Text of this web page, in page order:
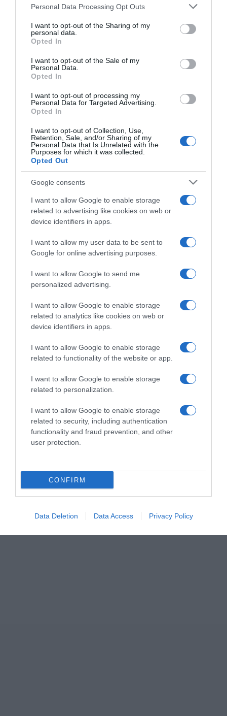
Please note that this website/app uses one or more Google
not limited to your visit or usage behaviour. You may click to
grant or deny consent to Google and its third-party tags to
use your data for below specified purposes in below Google
consent section.
Personal Data Processing Opt Outs
I want to opt-out of the Sharing of my
personal data.
Opted In
I want to opt-out of the Sale of my
Personal Data.
Opted In
I want to opt-out of processing my
Personal Data for Targeted Advertising.
Opted In
I want to opt-out of Collection, Use,
Retention, Sale, and/or Sharing of my
Personal Data that Is Unrelated with the
Purposes for which it was collected.
Opted Out
Google consents
I want to allow Google to enable storage
related to advertising like cookies on web or
device identifiers in apps.
I want to allow my user data to be sent to
Google for online advertising purposes.
I want to allow Google to send me
personalized advertising.
I want to allow Google to enable storage
related to analytics like cookies on web or
device identifiers in apps.
I want to allow Google to enable storage
related to functionality of the website or app.
I want to allow Google to enable storage
related to personalization.
I want to allow Google to enable storage
related to security, including authentication
functionality and fraud prevention, and other
user protection.
CONFIRM
Data Deletion Data Access Privacy Policy
To Ιράν θα διατηρήσει τον αποκλεισμό των
αποδεχθούν “όλους” τους όρους της
τελευταίες ημέρες – Στην Αττική τα
περισσότερα κρούσματα
ΠΑΣΟΚ: Η «Εστία» ανάλωσε τη μισή ύλη
της για να μην πει απολύτως τίποτα και να
της
Χανιά: Νεαρός Παλαιστίνιος κλείδωσε
ανήλικη στο σπίτι του – Την έσωσαν οι
φωνές της
Ακολούθησε το debater.gr στο Google News
και μάθετε πρώτοι όλες τις ειδήσεις
Share Tweet
ΔΗΜΟΣΚΟΠΗΣΕΙΣ ΔΗΜΟΣΚΟΠΗΣΗ
ΔΙΑΦΗΜΙΣΗ